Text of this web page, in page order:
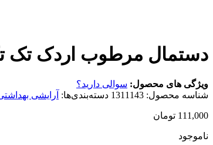
دستمال مرطوب اردک تک تک
ویژگی های محصول: سوالی دارید؟
شناسه محصول: 1311143 دسته‌بندی‌ها: آرایشی
111,000 تومان
ناموجود